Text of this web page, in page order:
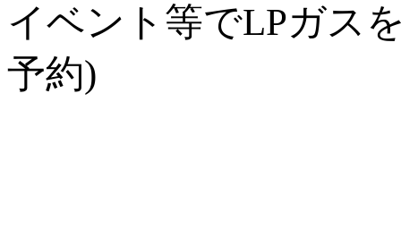
イベント等でLPガス
予約)